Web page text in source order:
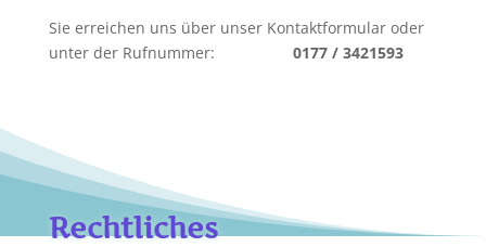
Sie erreichen uns über unser Kontaktformular oder
unter der Rufnummer: 0177 / 3421593
Rechtliches